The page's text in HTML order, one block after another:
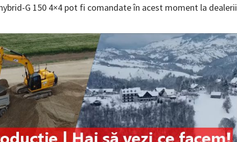
G 150 4×4 pot fi comandate în acest moment la dealerii